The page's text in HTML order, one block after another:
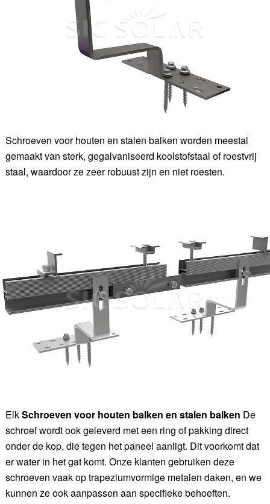
Schroeven voor houten en stalen balken worden meestal
gemaakt van sterk, gegalvaniseerd koolstofstaal of roestvrij
staal, waardoor ze zeer robuust zijn en niet roesten.
ElkSchroeven voor houten balken en stalen balken De
schroef wordt ook geleverd met een ring of pakking direct
onder de kop, die tegen het paneel aanligt. Dit voorkomt dat
er water in het gat komt. Onze klanten gebruiken deze
schroeven vaak op trapeziumvormige metalen daken, en we
kunnen ze ook aanpassen aan specifieke behoeften.